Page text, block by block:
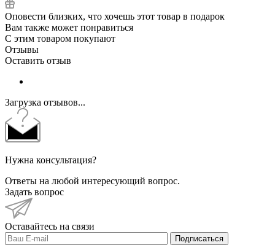
Оповести близких, что хочешь этот товар в подарок
Вам также может понравиться
С этим товаром покупают
Отзывы
Оставить отзыв
Загрузка отзывов...
Нужна консультация?
Ответы на любой интересующий вопрос.
Задать вопрос
Оставайтесь на связи
Подписаться